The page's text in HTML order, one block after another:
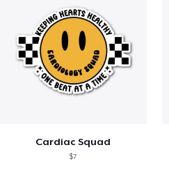
Cardiac Squad
$7